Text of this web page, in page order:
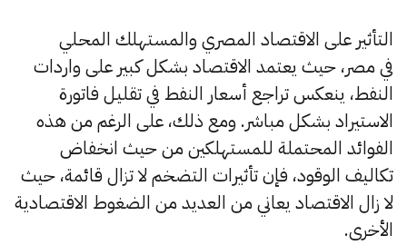
التأثير على الاقتصاد المصري والمستهلك المحلي
في مصر، حيث يعتمد الاقتصاد بشكل كبير على واردات
النفط، ينعكس تراجع أسعار النفط في تقليل فاتورة
الاستيراد بشكل مباشر. ومع ذلك، على الرغم من هذه
الفوائد المحتملة للمستهلكين من حيث انخفاض
تكاليف الوقود، فإن تأثيرات التضخم لا تزال قائمة، حيث
لا زال الاقتصاد يعاني من العديد من الضغوط الاقتصادية
الأخرى.